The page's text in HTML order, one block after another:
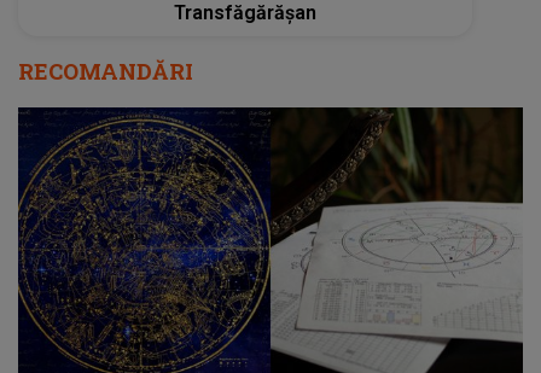
Transfăgărășan
RECOMANDĂRI